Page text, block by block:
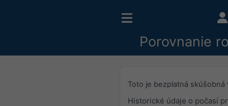
Porovnanie
Toto je bezplatná skúšobná
Historické údaje o počasí